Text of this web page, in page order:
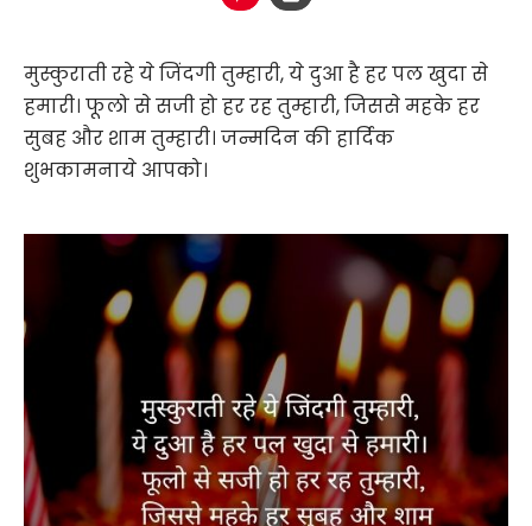
मुस्कुराती रहे ये जिंदगी तुम्हारी, ये दुआ है हर पल खुदा से
हमारी। फूलो से सजी हो हर रह तुम्हारी, जिससे महके हर
सुबह और शाम तुम्हारी। जन्मदिन की हार्दिक
शुभकामनाये आपको।